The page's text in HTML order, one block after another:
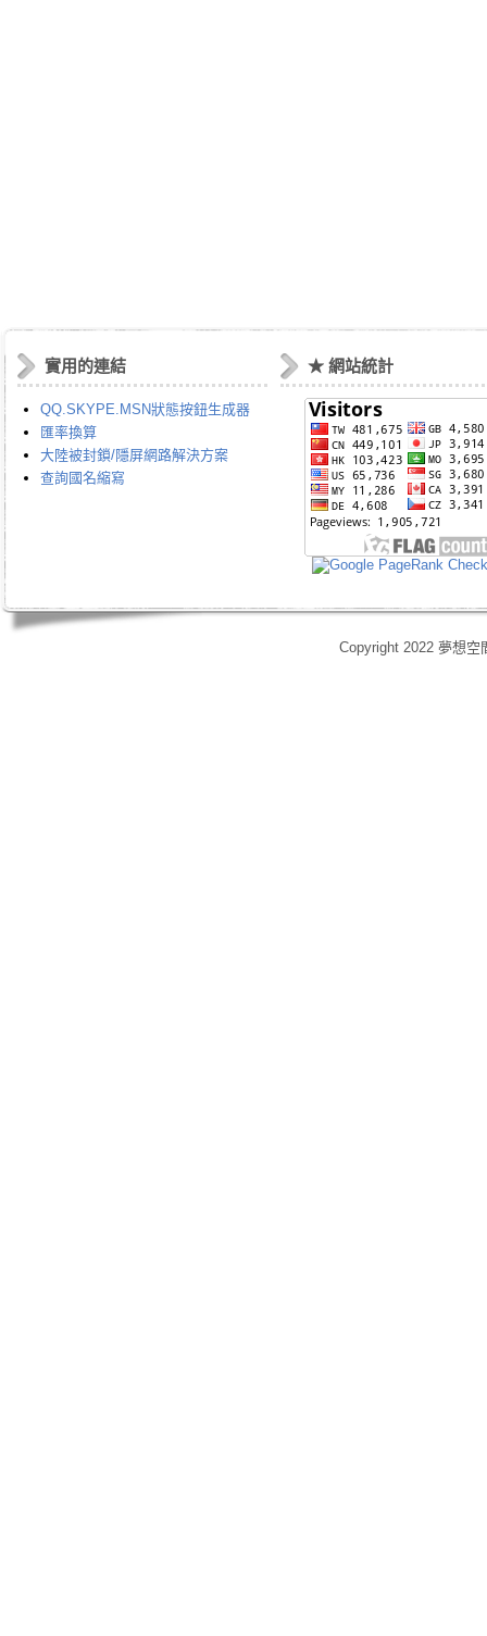
實用的連結
QQ.SKYPE.MSN狀態按鈕生成器
匯率換算
大陸被封鎖/隱屏網路解決方案
查詢國名縮寫
★ 網站統計
Copyright 2022 夢想